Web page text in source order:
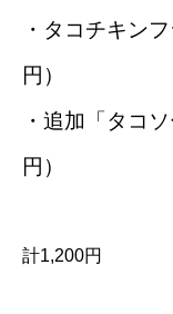
・タコチキン
円）
・追加「タコ
円）
計1,200円